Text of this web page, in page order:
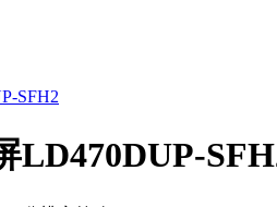
LD470DUP-